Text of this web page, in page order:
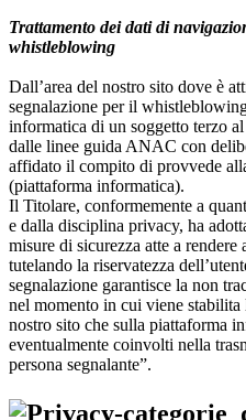
Trattamento dei dati di
whistleblowing
Dall’area del nostro sito dove è
segnalazione per il
informatica di un soggetto terzo
dalle linee guida ANAC con
affidato il compito di provvede
(piattaforma informatica).
Il Titolare, conformemente a
e dalla disciplina privacy, ha
misure di sicurezza atte a rendere
tutelando la riservatezza
segnalazione garantisce la non
nel momento in cui viene stabilita
nostro sito che sulla piattaforma
eventualmente coinvolti nella
persona segnalante”.